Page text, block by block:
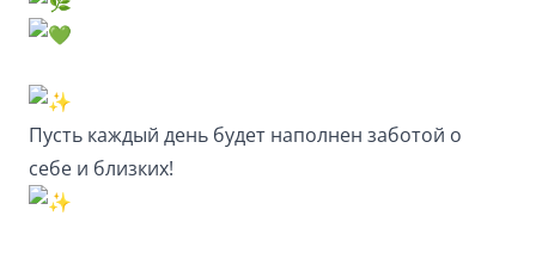
Пусть каждый день будет наполнен заботой о
себе и близких!